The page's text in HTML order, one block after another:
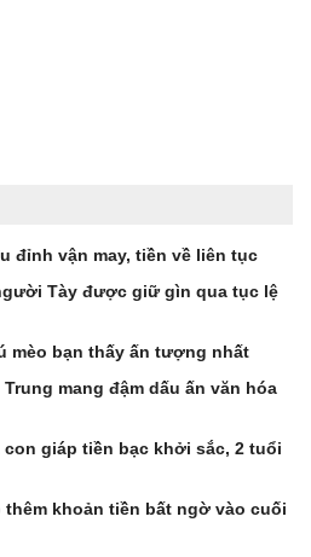
đỉnh vận may, tiền về liên tục
Tày được giữ gìn qua tục lệ
mèo bạn thấy ấn tượng nhất
mang đậm dấu ấn văn hóa
giáp tiền bạc khởi sắc, 2 tuổi
khoản tiền bất ngờ vào cuối